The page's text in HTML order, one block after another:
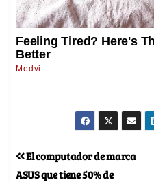
El computador de marca
ASUS que tiene 50% de